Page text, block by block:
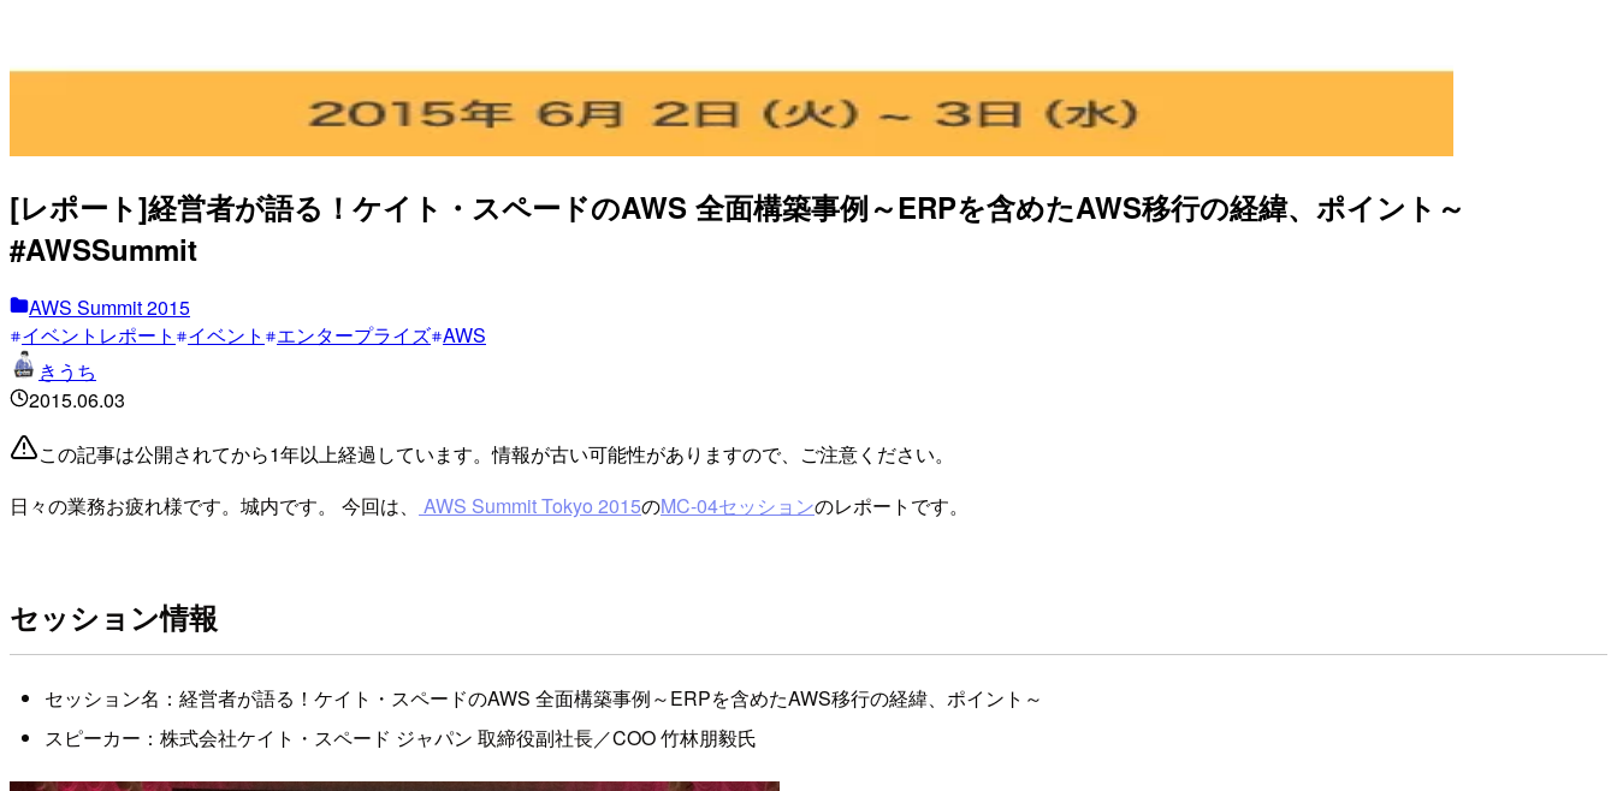
[レポート]経営者が語る！ケイト・スペードのAWS 全面構築事例～ERPを含めたAWS移行の経緯、ポイント～
#AWSSummit
AWS Summit 2015
イベントレポート
イベント エンタープライズ AWS
きうち
2015.06.03
この記事は公開されてから1年以上経過しています。情報が古い可能性がありますので、ご注意ください。
日々の業務お疲れ様です。城内です。 今回は、
AWS Summit Tokyo 2015のMC-04セッションのレポートです。
セッション情報
セッション名：経営者が語る！ケイト・スペードのAWS 全面構築事例～ERPを含めたAWS移行の経緯、ポイント～
スピーカー：株式会社ケイト・スペード ジャパン 取締役副社長／COO 竹林朋毅氏